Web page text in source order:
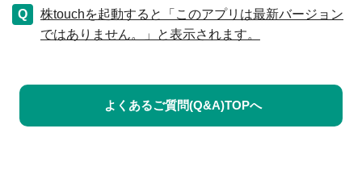
株touchを起動すると「このアプリは最新バージョン
ではありません。」と表示されます。
よくあるご質問(Q&A)TOPへ